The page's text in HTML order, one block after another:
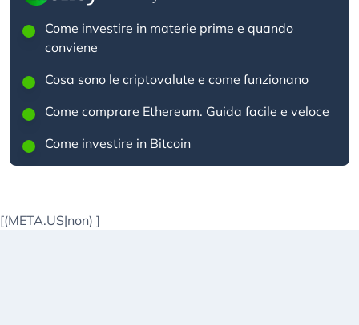
Come investire in materie prime e quando
conviene
Cosa sono le criptovalute e come funzionano
Come comprare Ethereum. Guida facile e veloce
Come investire in Bitcoin
[(META.US|non) ]